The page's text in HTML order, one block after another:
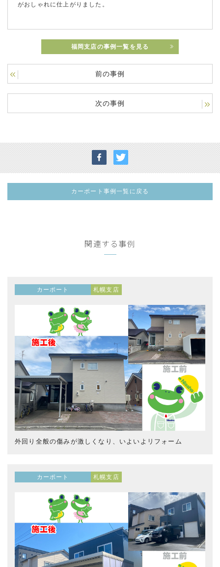
がおしゃれに仕上がりました。
福岡支店の事例一覧を見る
前の事例
次の事例
カーポート事例一覧に戻る
関連する事例
カーポート 札幌支店
外回り全般の傷みが激しくなり、いよいよリフォーム
カーポート 札幌支店